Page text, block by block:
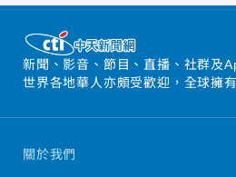
新聞、影音、節目、直播、社群及
世界各地華人亦頗受歡迎，全球擁
關於我們